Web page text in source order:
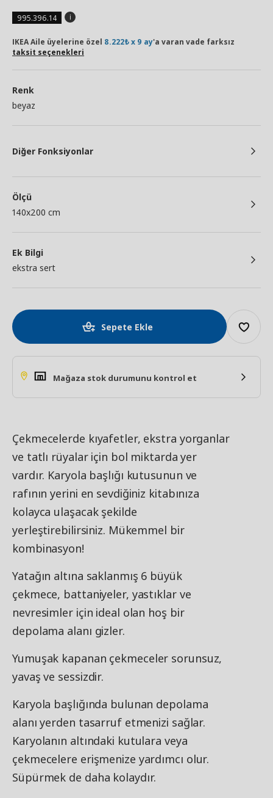
995.396.14
IKEA Aile üyelerine özel 8.222₺ x 9 ay'a varan vade farksız
taksit seçenekleri
Renk
beyaz
Diğer Fonksiyonlar
Ölçü
140x200 cm
Ek Bilgi
ekstra sert
Sepete Ekle
Mağaza stok durumunu kontrol et
Çekmecelerde kıyafetler, ekstra yorganlar
ve tatlı rüyalar için bol miktarda yer
vardır. Karyola başlığı kutusunun ve
rafının yerini en sevdiğiniz kitabınıza
kolayca ulaşacak şekilde
yerleştirebilirsiniz. Mükemmel bir
kombinasyon!
Yatağın altına saklanmış 6 büyük
çekmece, battaniyeler, yastıklar ve
nevresimler için ideal olan hoş bir
depolama alanı gizler.
Yumuşak kapanan çekmeceler sorunsuz,
yavaş ve sessizdir.
Karyola başlığında bulunan depolama
alanı yerden tasarruf etmenizi sağlar.
Karyolanın altındaki kutulara veya
çekmecelere erişmenize yardımcı olur.
Süpürmek de daha kolaydır.